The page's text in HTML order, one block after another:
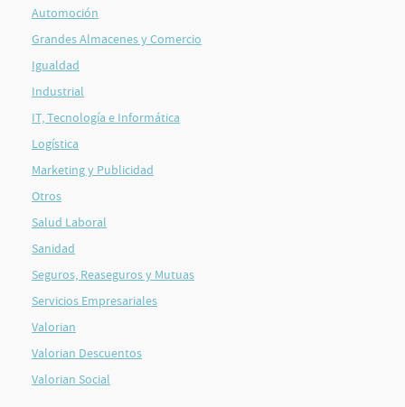
Automoción
Grandes Almacenes y Comercio
Igualdad
Industrial
IT, Tecnología e Informática
Logística
Marketing y Publicidad
Otros
Salud Laboral
Sanidad
Seguros, Reaseguros y Mutuas
Servicios Empresariales
Valorian
Valorian Descuentos
Valorian Social